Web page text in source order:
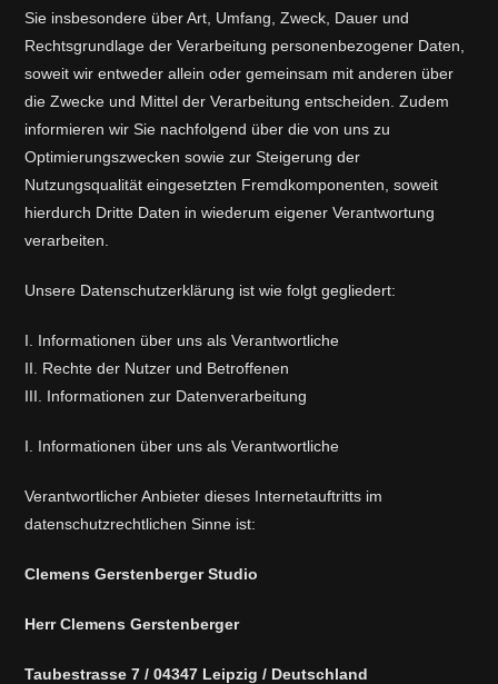
Sie insbesondere über Art, Umfang, Zweck, Dauer und
Rechtsgrundlage der Verarbeitung personenbezogener Daten,
soweit wir entweder allein oder gemeinsam mit anderen über
die Zwecke und Mittel der Verarbeitung entscheiden. Zudem
informieren wir Sie nachfolgend über die von uns zu
Optimierungszwecken sowie zur Steigerung der
Nutzungsqualität eingesetzten Fremdkomponenten, soweit
hierdurch Dritte Daten in wiederum eigener Verantwortung
verarbeiten.
Unsere Datenschutzerklärung ist wie folgt gegliedert:
I. Informationen über uns als Verantwortliche
II. Rechte der Nutzer und Betroffenen
III. Informationen zur Datenverarbeitung
I. Informationen über uns als Verantwortliche
Verantwortlicher Anbieter dieses Internetauftritts im
datenschutzrechtlichen Sinne ist:
Clemens Gerstenberger Studio
Herr Clemens Gerstenberger
Taubestrasse 7 / 04347 Leipzig / Deutschland